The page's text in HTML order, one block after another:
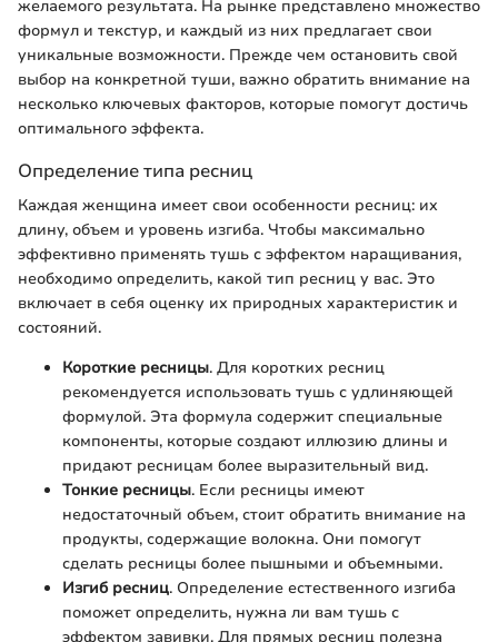
желаемого результата. На рынке представлено множество
формул и текстур, и каждый из них предлагает свои
уникальные возможности. Прежде чем остановить свой
выбор на конкретной туши, важно обратить внимание на
несколько ключевых факторов, которые помогут достичь
оптимального эффекта.
Определение типа ресниц
Каждая женщина имеет свои особенности ресниц: их
длину, объем и уровень изгиба. Чтобы максимально
эффективно применять тушь с эффектом наращивания,
необходимо определить, какой тип ресниц у вас. Это
включает в себя оценку их природных характеристик и
состояний.
Короткие ресницы. Для коротких ресниц
рекомендуется использовать тушь с удлиняющей
формулой. Эта формула содержит специальные
компоненты, которые создают иллюзию длины и
придают ресницам более выразительный вид.
Тонкие ресницы. Если ресницы имеют
недостаточный объем, стоит обратить внимание на
продукты, содержащие волокна. Они помогут
сделать ресницы более пышными и объемными.
Изгиб ресниц. Определение естественного изгиба
поможет определить, нужна ли вам тушь с
эффектом завивки. Для прямых ресниц полезна